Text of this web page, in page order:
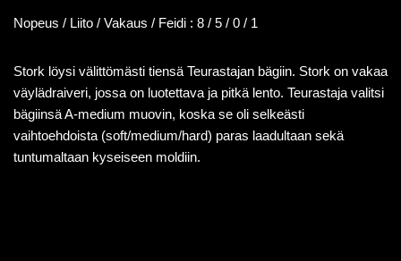
Nopeus / Liito / Vakaus / Feidi : 8 / 5 / 0 / 1
Stork löysi välittömästi tiensä Teurastajan bägiin. Stork on vakaa
väylädraiveri, jossa on luotettava ja pitkä lento. Teurastaja valitsi
bägiinsä A-medium muovin, koska se oli selkeästi
vaihtoehdoista (soft/medium/hard) paras laadultaan sekä
tuntumaltaan kyseiseen moldiin.